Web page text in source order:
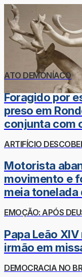
ATO DEMONÍACO
Foragido por
preso em
conjunta com
ARTIFÍCIO
Motorista
movimento e
meia tonelada
EMOÇÃO: APÓS
Papa Leão
irmão em
DEMOCRACIA NO